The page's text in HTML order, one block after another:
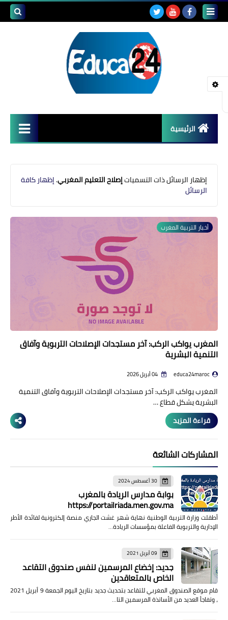
الرئيسية
قضايا تربوية
مشاكل التعليم
منوعات إخبارية
مواضيع تربوية
وثائق تربوية
الشؤون الاجتماعية لأسرة
التعليم
‏إظهار الرسائل ذات التسمياتإصلاح التعليم المغربي.إظهار كافة
الرسائل
أخبار التربية المغرب
المغرب يواكب الركب: آخر مستجدات الإصلاحات التربوية وآفاق
التنمية البشرية
educa24maroc
المغرب يواكب الركب: آخر مستجدات الإصلاحات التربوية وآفاق التنمية
البشرية يشكل قطاع …
قراءة المزيد
المشاركات الشائعة
30 أغسطس 2024
بوابة مدارس الريادة بالمغرب
https://portailriada.men.gov.ma
أطقلت وزارة التربية الوطنية نهاية شهر غشت الجاري منصة إلكترونية لفائدة الأطر
الإدارية والتربوية الفاعلة بمؤسسات الريادة…
09 أبريل 2021
جديد: إخضاع المرسمين لنفس صندوق التقاعد
الخاص بالمتعاقدين
قام موقع الصندوق المغربي للتقاعد بتحديث جديد بتاريخ اليوم الجمعة 9 أبريل 2021
، وتفاجأ العديد من الأساتذة المرسمين التا…